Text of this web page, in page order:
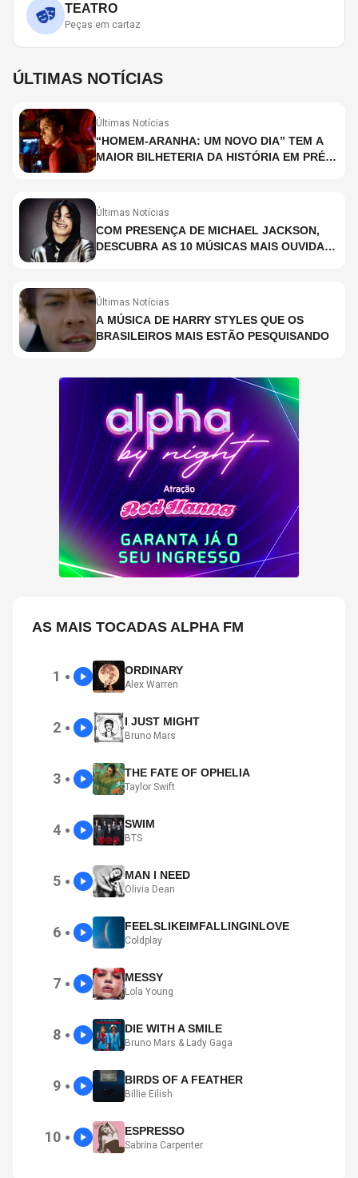
TEATRO
Peças em cartaz
ÚLTIMAS NOTÍCIAS
Últimas Notícias
“HOMEM-ARANHA: UM NOVO DIA” TEM A
MAIOR BILHETERIA DA HISTÓRIA EM PRÉ-
Últimas Notícias
COM PRESENÇA DE MICHAEL JACKSON,
DESCUBRA AS 10 MÚSICAS MAIS OUVIDAS
Últimas Notícias
A MÚSICA DE HARRY STYLES QUE OS
BRASILEIROS MAIS ESTÃO PESQUISANDO
AS MAIS TOCADAS ALPHA FM
1 ● ORDINARY
Alex Warren
2 ● I JUST MIGHT
Bruno Mars
3 ● THE FATE OF OPHELIA
Taylor Swift
4 ● SWIM
BTS
5 ● MAN I NEED
Olivia Dean
6 ● FEELSLIKEIMFALLINGINLOVE
Coldplay
7 ● MESSY
Lola Young
8 ● DIE WITH A SMILE
Bruno Mars & Lady Gaga
9 ● BIRDS OF A FEATHER
Billie Eilish
10 ● ESPRESSO
Sabrina Carpenter